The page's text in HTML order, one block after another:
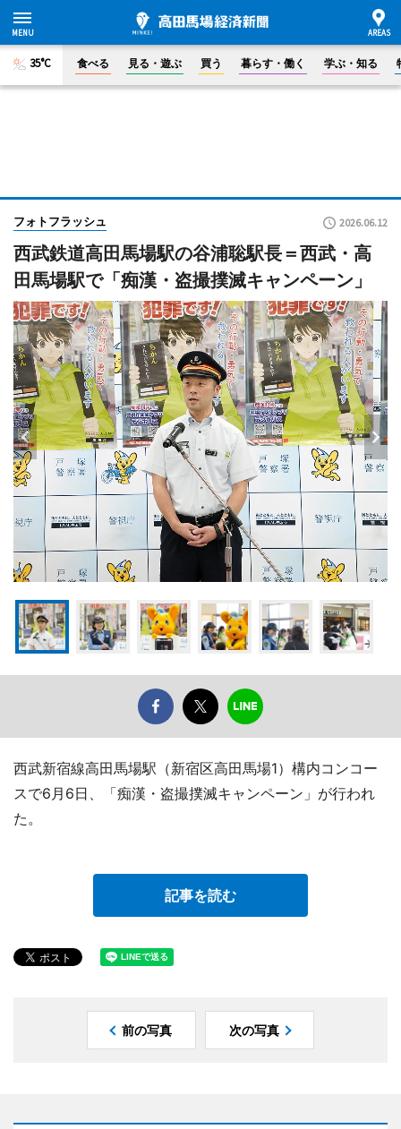
35°C 食べる 見る・遊ぶ 買う 暮らす・働く 学ぶ・知る
フォトフラッシュ 2026.06.12
西武鉄道高田馬場駅の谷浦聡駅長＝西武・高
田馬場駅で「痴漢・盗撮撲滅キャンペーン」
西武新宿線高田馬場駅（新宿区高田馬場1）構内コンコー
スで6月6日、「痴漢・盗撮撲滅キャンペーン」が行われ
た。
記事を読む
前の写真 次の写真